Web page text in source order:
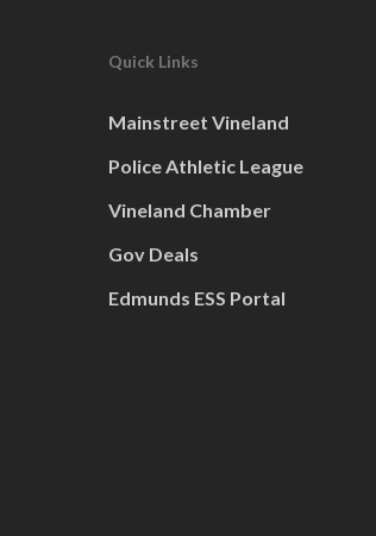
Quick Links
Mainstreet Vineland
Police Athletic League
Vineland Chamber
Gov Deals
Edmunds ESS Portal